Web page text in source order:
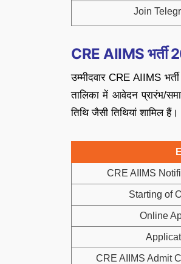
Join
CRE AIIMS भर्ती
उम्मीदवार CRE AIIMS
तालिका में आवेदन प्रारंभ/
तिथि जैसी तिथियां शामिल हैं।
CRE AIIMS
Starting of
Online
CRE AIIMS Admit